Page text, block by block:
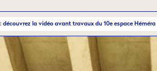
découvrez la vidéo avant travaux du 10e espace Héméra